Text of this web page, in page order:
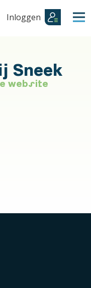
Inloggen
Sneek
website